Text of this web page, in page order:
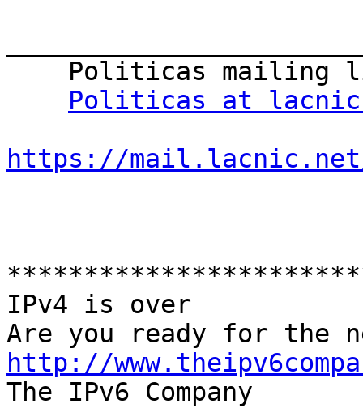
Politicas at
https://
IPv4 is over
http://
The IPv6 Company